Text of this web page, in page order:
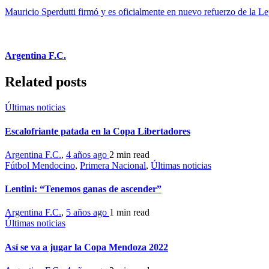
Mauricio Sperdutti firmó y es oficialmente en nuevo refuerzo de la
Argentina F.C.
Related posts
Últimas noticias
Escalofriante patada en la Copa Libertadores
Argentina F.C., 4 años ago 2 min read
Fútbol Mendocino, Primera Nacional, Últimas noticias
Lentini: “Tenemos ganas de ascender”
Argentina F.C., 5 años ago 1 min read
Últimas noticias
Así se va a jugar la Copa Mendoza 2022